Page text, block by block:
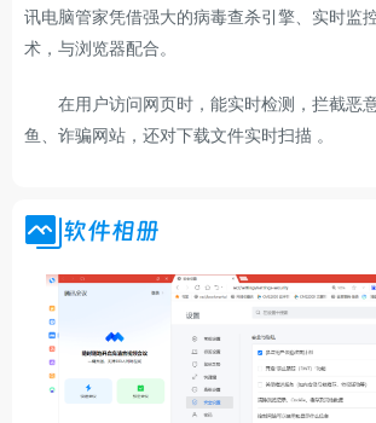
讯电脑管家凭借强大的病毒查杀引擎、实时监
术，与浏览器配合。
在用户访问网页时，能实时检测，拦截恶
鱼、诈骗网站，还对下载文件实时扫描 。
软件相册